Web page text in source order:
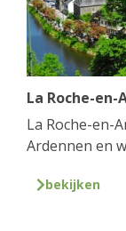
La Roche-en-
La Roche-en-
Ardennen en
bekijken